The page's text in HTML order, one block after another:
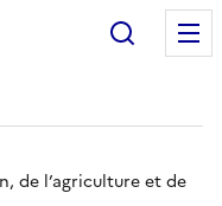
de l’agriculture et de